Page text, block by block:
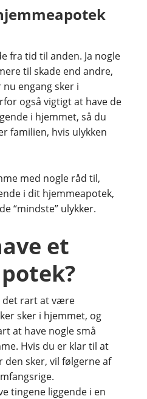
fra tid til anden. Ja nogle
til skade end andre,
engang sker i
også vigtigt at have de
i hjemmet, så du
familien, hvis ulykken
med nogle råd til,
i dit hjemmeapotek,
“mindste” ulykker.
et
det rart at være
sker i hjemmet, og
at have nogle små
Hvis du er klar til at
den sker, vil følgerne af
tingene liggende i en